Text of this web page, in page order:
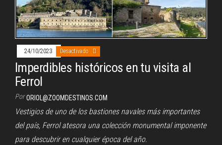
24/10/2023 Desactivado
Imperdibles históricos en tu visita al
Ferrol
Por ORIOL@ZOOMDESTINOS.COM
Vestigios de uno de los bastiones navales más importantes
del país, Ferrol atesora una colección monumental imponente
para descubrir en cualquier época del año.